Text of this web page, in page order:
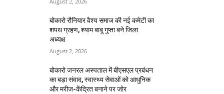
बोकारो रौनियार वैश्य समाज की नई कमेटी का
शपथ ग्रहण, श्याम बाबू गुप्ता बने जिला
अध्यक्ष
August 2, 2026
बोकारो जनरल अस्पताल में बीएसएल प्रबंधन
का बड़ा संवाद, स्वास्थ्य सेवाओं को आधुनिक
और मरीज-केंद्रित बनाने पर जोर